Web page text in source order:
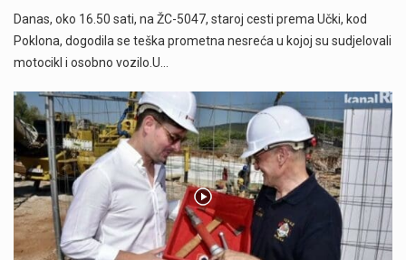
Danas, oko 16.50 sati, na ŽC-5047, staroj cesti prema Učki, kod
Poklona, dogodila se teška prometna nesreća u kojoj su sudjelovali
motocikl i osobno vozilo.U…